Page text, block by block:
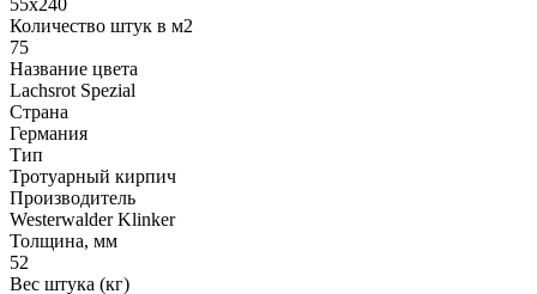
Количество штук в м2
75
Название цвета
Lachsrot Spezial
Страна
Германия
Тип
Тротуарный кирпич
Производитель
Westerwalder Klinker
Толщина, мм
52
Вес штука (кг)